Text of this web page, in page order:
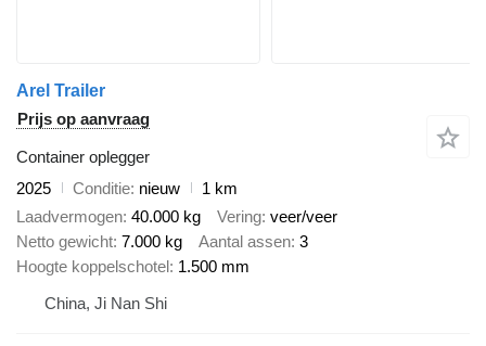
Arel Trailer
Prijs op aanvraag
Container oplegger
2025
Conditie nieuw
1 km
Laadvermogen 40.000 kg Vering veer/veer
Netto gewicht 7.000 kg Aantal assen 3
Hoogte koppelschotel 1.500 mm
China, Ji Nan Shi